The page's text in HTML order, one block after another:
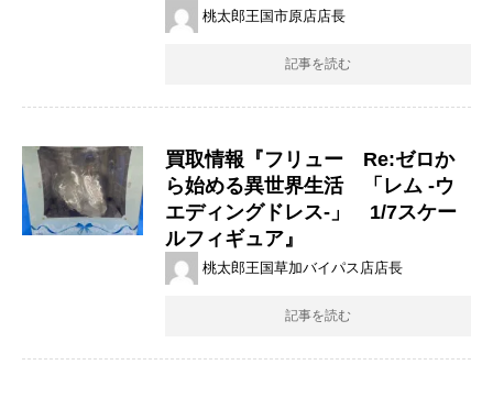
桃太郎王国市原店店長
記事を読む
買取情報『フリュー Re:ゼロか
ら始める異世界生活 「レム ​-ウ
エディングドレス-」 ​1/7スケー
ルフィギュア』
桃太郎王国草加バイパス店店長
記事を読む